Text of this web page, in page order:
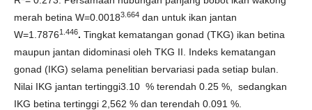
merah betina W=0.00183.664 dan untuk ikan jantan
W=1.78761.446. Tingkat kematangan gonad (TKG) ikan betina
maupun jantan didominasi oleh TKG II. Indeks kematangan
gonad (IKG) selama penelitian bervariasi pada setiap bulan.
Nilai IKG jantan tertinggi3.10 % terendah 0.25 %, sedangkan
IKG betina tertinggi 2,562 % dan terendah 0.091 %.